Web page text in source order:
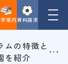
学案内資料請求
ムの特徴と
を紹介